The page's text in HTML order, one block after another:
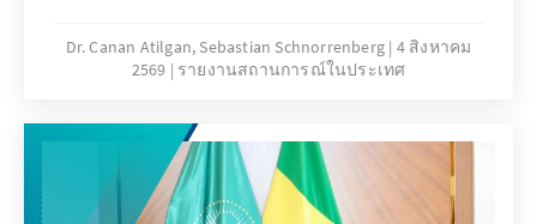
verspricht nicht weniger als einen Neuanfang:
einen „Circuit-Breaker“ für die britische
wirtschaftliches Modell und die „größte
Machtverlagerung, die das Land je gesehen
hat“. Ob dieser Anspruch trägt, hängt jedoch
Dr. Canan Atilgan, Sebastian Schnorrenberg 4 สิงหาคม
2569
รายงานสถานการณ์ในประเทศ